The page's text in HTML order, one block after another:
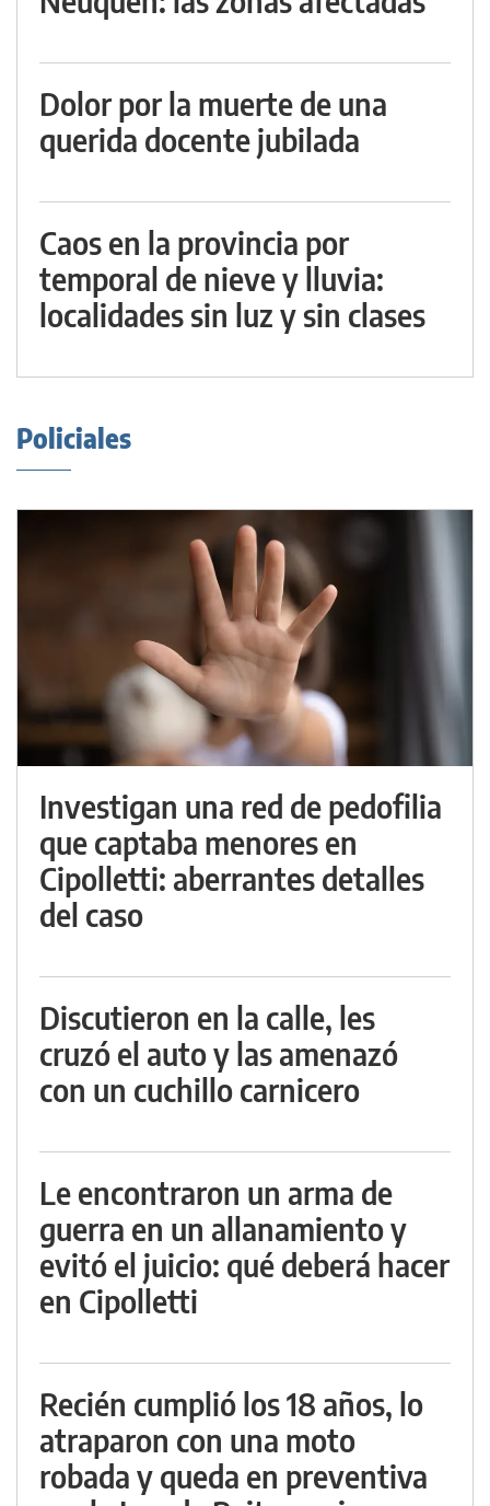
Dolor por la muerte de una
querida docente jubilada
Caos en la provincia por
temporal de nieve y lluvia:
localidades sin luz y sin clases
Policiales
Investigan una red de pedofilia
que captaba menores en
Cipolletti: aberrantes detalles
del caso
Discutieron en la calle, les
cruzó el auto y las amenazó
con un cuchillo carnicero
Le encontraron un arma de
guerra en un allanamiento y
evitó el juicio: qué deberá hacer
en Cipolletti
Recién cumplió los 18 años, lo
atraparon con una moto
robada y queda en preventiva